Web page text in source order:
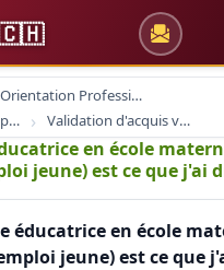
Orientation Professionnelle
Validation d'acquis professionnel
Validation d'acquis vae
en école
jeune) est ce que j'ai
éducatrice en école
jeune) est ce que